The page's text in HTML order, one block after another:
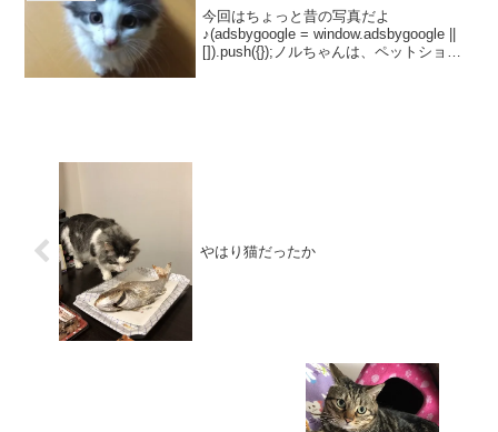
今回はちょっと昔の写真だよ
♪(adsbygoogle = window.adsbygoogle ||
[]).push({});ノルちゃんは、ペットショッ
やはり猫だったか